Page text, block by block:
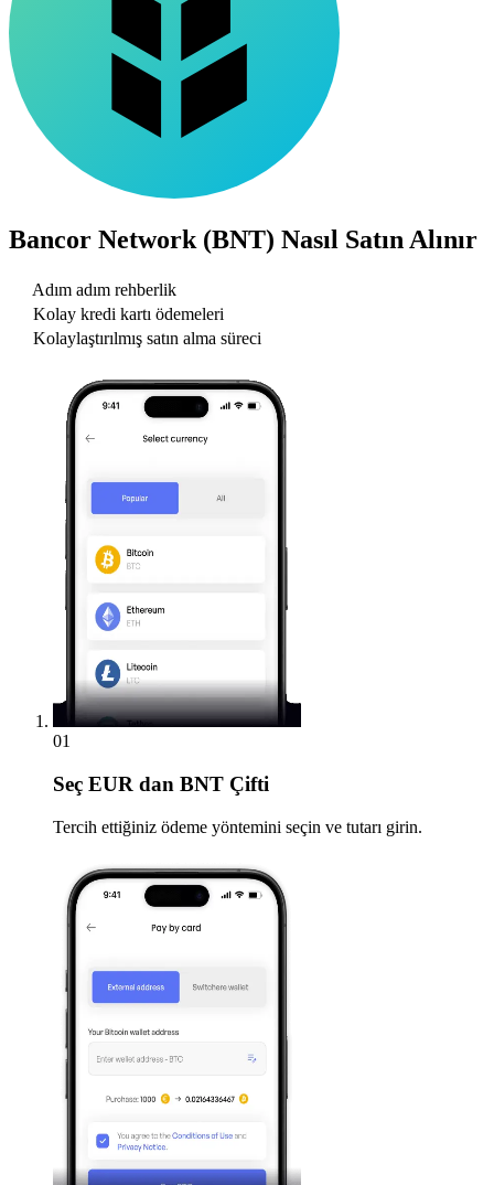
Bancor Network (BNT) Nasıl Satın Alınır
Adım adım rehberlik
Kolay kredi kartı ödemeleri
Kolaylaştırılmış satın alma süreci
01
Seç EUR dan BNT Çifti
Tercih ettiğiniz ödeme yöntemini seçin ve tutarı girin.